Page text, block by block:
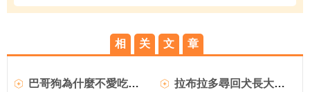
相 关 文 章
巴哥狗為什麼不愛吃狗糧 拉布拉多尋回犬長大吃什麼 拉布拉多注意什麼